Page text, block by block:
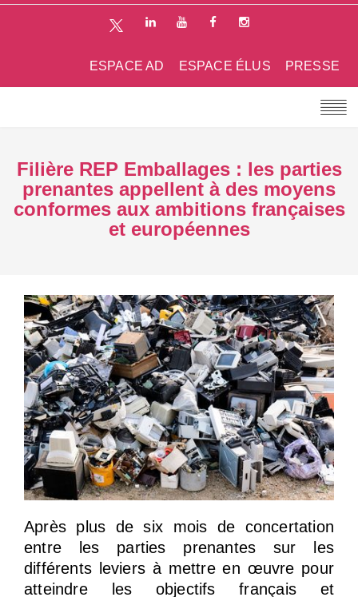
PRESSE
ESPACE ÉLUS
ESPACE AD
Filière REP Emballages : les parties
prenantes appellent à des moyens
conformes aux ambitions françaises
et européennes
Après plus de six mois de concertation
entre les parties prenantes sur les
différents leviers à mettre en œuvre pour
atteindre les objectifs français et